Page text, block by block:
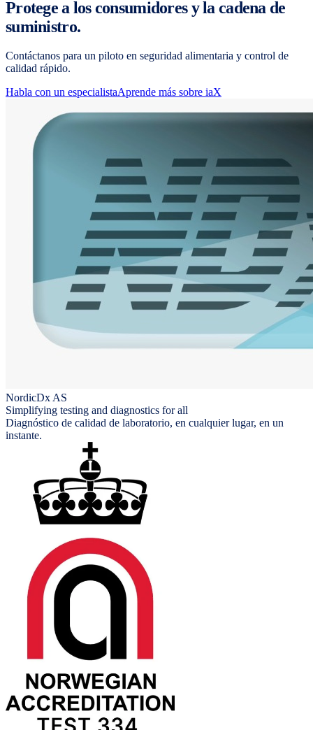
Protege a los consumidores y la cadena de
suministro.
Contáctanos para un piloto en seguridad alimentaria y control de
calidad rápido.
Habla con un especialistaAprende más sobre iaX
NordicDx AS
Simplifying testing and diagnostics for all
Diagnóstico de calidad de laboratorio, en cualquier lugar, en un
instante.